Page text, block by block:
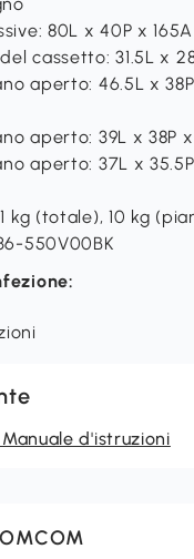
80L x 40P x
cassetto: 31.5L x
aperto: 46.5L x
aperto: 39L x 38P
aperto: 37L x
kg (totale), 10 kg
550V00BK
d'istruzioni